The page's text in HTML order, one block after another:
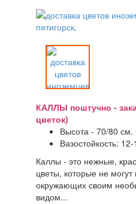
КАЛЛЫ поштучно -
цветок)
Высота - 70/80 см.
Вазостойкость:
Каллы - это нежные,
цветы, которые не
окружающих своим
видом...